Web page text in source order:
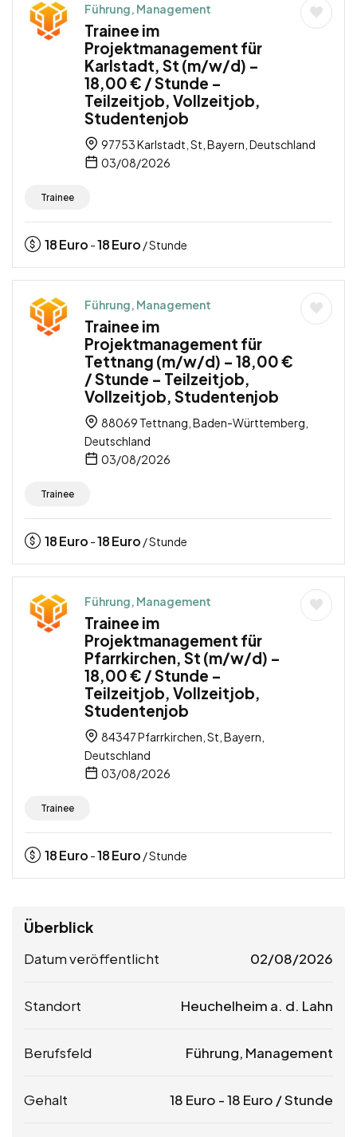
Führung, Management
Trainee im
Projektmanagement für
Karlstadt, St (m/w/d) –
18,00 € / Stunde –
Teilzeitjob, Vollzeitjob,
Studentenjob
97753 Karlstadt, St, Bayern, Deutschland
03/08/2026
Trainee
18Euro -18Euro / Stunde
Führung, Management
Trainee im
Projektmanagement für
Tettnang (m/w/d) – 18,00 €
/ Stunde – Teilzeitjob,
Vollzeitjob, Studentenjob
88069 Tettnang, Baden-Württemberg,
Deutschland
03/08/2026
Trainee
18Euro -18Euro / Stunde
Führung, Management
Trainee im
Projektmanagement für
Pfarrkirchen, St (m/w/d) –
18,00 € / Stunde –
Teilzeitjob, Vollzeitjob,
Studentenjob
84347 Pfarrkirchen, St, Bayern,
Deutschland
03/08/2026
Trainee
18Euro -18Euro / Stunde
Überblick
Datum veröffentlicht 02/08/2026
Standort Heuchelheim a. d. Lahn
Berufsfeld Führung, Management
Gehalt 18 Euro -18 Euro / Stunde